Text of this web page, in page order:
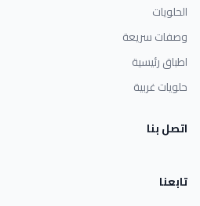
الحلويات
وصفات سريعة
اطباق رئيسية
حلويات غربية
اتصل بنا
تابعنا